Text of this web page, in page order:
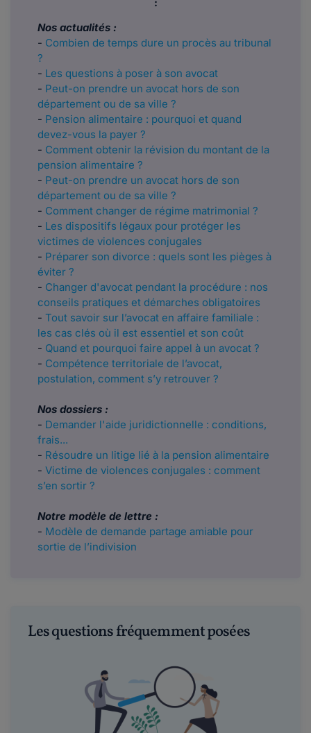
Nos actualités :
- Combien de temps dure un procès au tribunal
?
- Les questions à poser à son avocat
- Peut-on prendre un avocat hors de son
département ou de sa ville ?
- Pension alimentaire : pourquoi et quand
devez-vous la payer ?
- Comment obtenir la révision du montant de la
pension alimentaire ?
- Peut-on prendre un avocat hors de son
département ou de sa ville ?
- Comment changer de régime matrimonial ?
- Les dispositifs légaux pour protéger les
victimes de violences conjugales
- Préparer son divorce : quels sont les pièges à
éviter ?
- Changer d'avocat pendant la procédure : nos
conseils pratiques et démarches obligatoires
- Tout savoir sur l’avocat en affaire familiale :
les cas clés où il est essentiel et son coût
- Quand et pourquoi faire appel à un avocat ?
- Compétence territoriale de l’avocat,
postulation, comment s’y retrouver ?
Nos dossiers :
- Demander l'aide juridictionnelle : conditions,
frais...
- Résoudre un litige lié à la pension alimentaire
- Victime de violences conjugales : comment
s’en sortir ?
Notre modèle de lettre :
- Modèle de demande partage amiable pour
sortie de l’indivision
Les questions fréquemment posées